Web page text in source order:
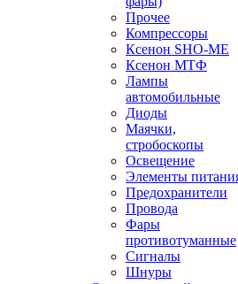
Прочее
Компрессоры
Ксенон SHO-ME
Ксенон МТФ
Лампы
автомобильные
Диоды
Маячки,
стробоскопы
Освещение
Элементы
Предохранители
Провода
Фары
противотуманные
Сигналы
Шнуры